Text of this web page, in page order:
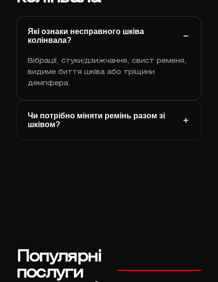
Які ознаки несправного шківа
колінвала?
Вібрації, стуки/дзижчання, свист ременя,
видиме биття шківа або тріщини
демпфера.
Чи потрібно міняти ремінь разом зі
шківом?
Популярні
послуги